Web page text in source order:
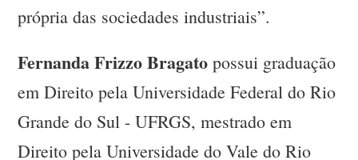
própria das sociedades industriais”.
Fernanda Frizzo Bragato possui graduação
em Direito pela Universidade Federal do Rio
Grande do Sul - UFRGS, mestrado em
Direito pela Universidade do Vale do Rio